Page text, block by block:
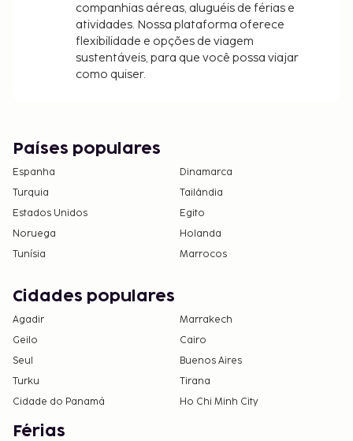
companhias aéreas, aluguéis de férias e
atividades. Nossa plataforma oferece
flexibilidade e opções de viagem
sustentáveis, para que você possa viajar
como quiser.
Países populares
Espanha
Dinamarca
Turquia
Tailândia
Estados Unidos
Egito
Noruega
Holanda
Tunísia
Marrocos
Cidades populares
Agadir
Marrakech
Geilo
Cairo
Seul
Buenos Aires
Turku
Tirana
Cidade do Panamá
Ho Chi Minh City
Férias